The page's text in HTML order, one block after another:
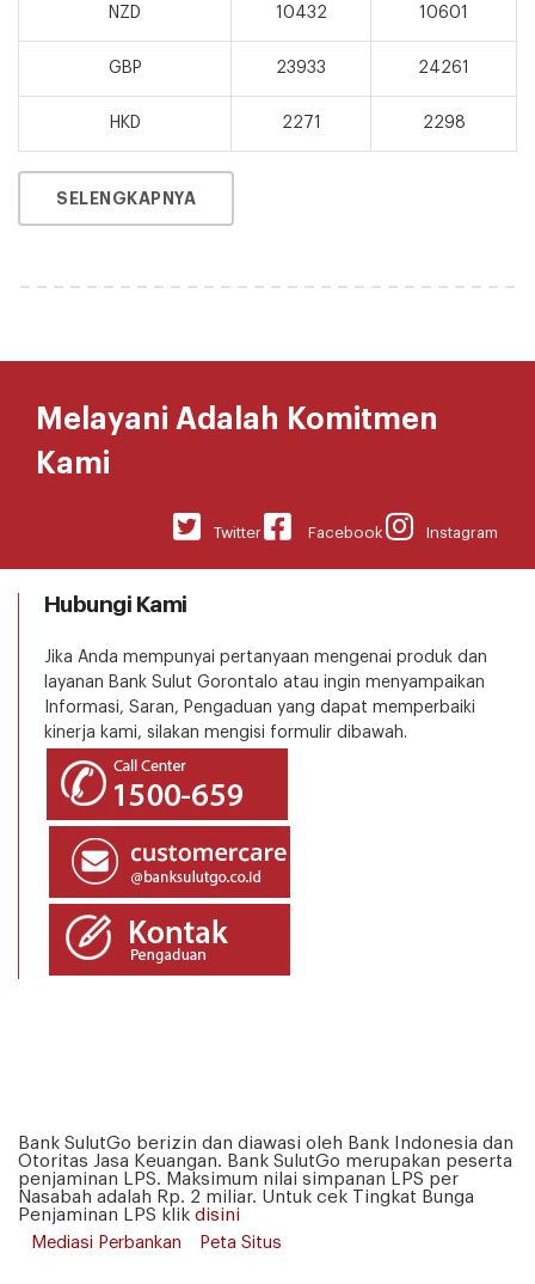
NZD 10432 10601
GBP 23933 24261
HKD 2271 2298
SELENGKAPNYA
Melayani Adalah Komitmen
Kami
Instagram
Facebook
Twitter
Hubungi Kami
Jika Anda mempunyai pertanyaan mengenai produk dan
layanan Bank Sulut Gorontalo atau ingin menyampaikan
Informasi, Saran, Pengaduan yang dapat memperbaiki
kinerja kami, silakan mengisi formulir dibawah.
Bank SulutGo berizin dan diawasi oleh Bank Indonesia dan
Otoritas Jasa Keuangan. Bank SulutGo merupakan peserta
penjaminan LPS. Maksimum nilai simpanan LPS per
Nasabah adalah Rp. 2 miliar. Untuk cek Tingkat Bunga
Penjaminan LPS klik disini
Mediasi Perbankan
Peta Situs